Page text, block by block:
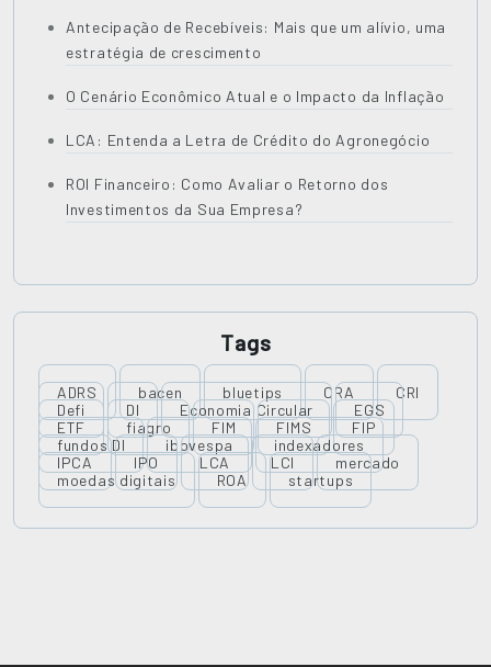
Antecipação de Recebíveis: Mais que um alívio, uma
estratégia de crescimento
O Cenário Econômico Atual e o Impacto da Inflação
LCA: Entenda a Letra de Crédito do Agronegócio
ROI Financeiro: Como Avaliar o Retorno dos
Investimentos da Sua Empresa?
Tags
ADRS bacen bluetips CRA
CRI
Defi
DI Economia Circular
EGS
ETF
fiagro FIM FIMS
FIP
fundos DI
ibovespa
indexadores
IPCA
IPO LCA LCI
mercado
moedas digitais
ROA startups